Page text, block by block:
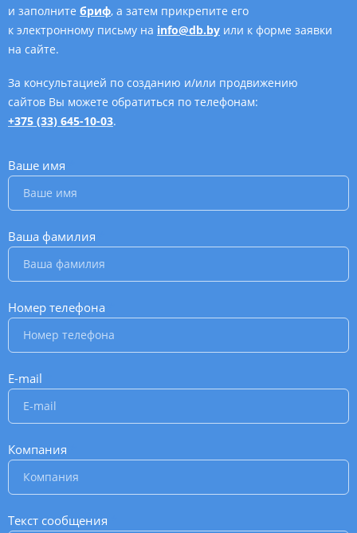
и заполните бриф, а затем прикрепите его
к электронному письму на info@db.by или к форме заявки
на сайте.
За консультацией по созданию и/или продвижению
сайтов Вы можете обратиться по телефонам:
+375 (33) 645-10-03.
Ваше имя
Ваша фамилия
Номер телефона
E-mail
Компания
Текст сообщения